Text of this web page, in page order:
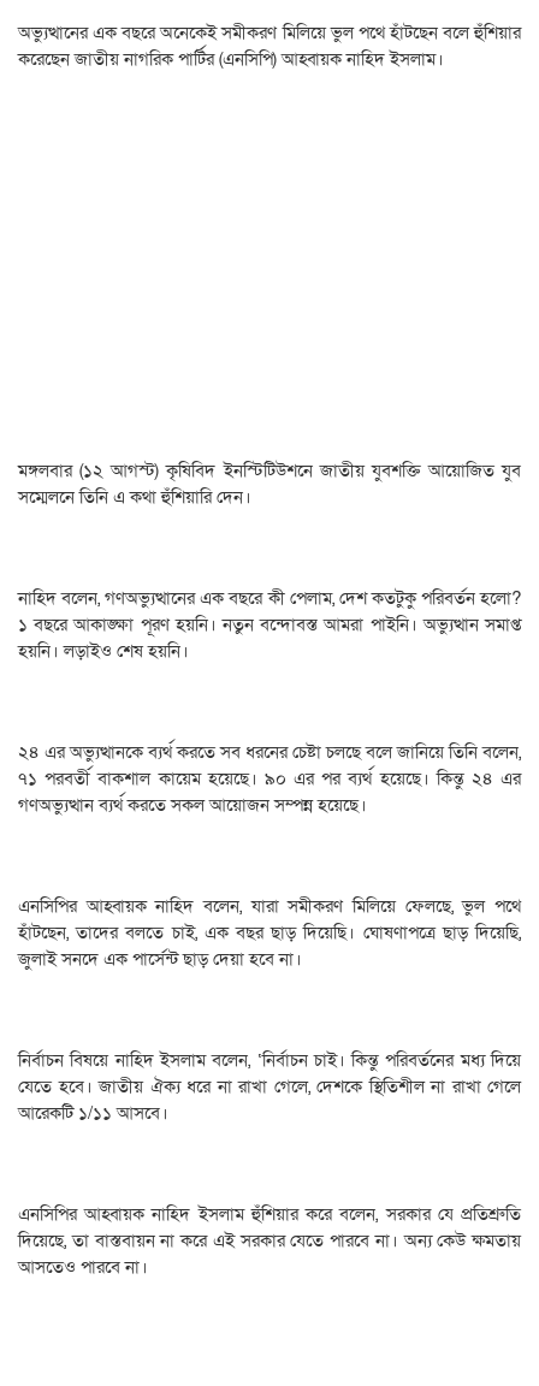
অভ্যুত্থানের এক বছরে অনেকেই সমীকরণ মিলিয়ে ভুল পথে হাঁটছেন বলে হুঁশিয়ার
করেছেন জাতীয় নাগরিক পার্টির (এনসিপি) আহ্বায়ক নাহিদ ইসলাম।
মঙ্গলবার (১২ আগস্ট) কৃষিবিদ ইনস্টিটিউশনে জাতীয় যুবশক্তি আয়োজিত যুব
সম্মেলনে তিনি এ কথা হুঁশিয়ারি দেন।
নাহিদ বলেন, গণঅভ্যুত্থানের এক বছরে কী পেলাম, দেশ কতটুকু পরিবর্তন হলো?
১ বছরে আকাঙ্ক্ষা পূরণ হয়নি। নতুন বন্দোবস্ত আমরা পাইনি। অভ্যুত্থান সমাপ্ত
হয়নি। লড়াইও শেষ হয়নি।
২৪ এর অভ্যুত্থানকে ব্যর্থ করতে সব ধরনের চেষ্টা চলছে বলে জানিয়ে তিনি বলেন,
৭১ পরবর্তী বাকশাল কায়েম হয়েছে। ৯০ এর পর ব্যর্থ হয়েছে। কিন্তু ২৪ এর
গণঅভ্যুত্থান ব্যর্থ করতে সকল আয়োজন সম্পন্ন হয়েছে।
এনসিপির আহ্বায়ক নাহিদ বলেন, যারা সমীকরণ মিলিয়ে ফেলছে, ভুল পথে
হাঁটছেন, তাদের বলতে চাই, এক বছর ছাড় দিয়েছি। ঘোষণাপত্রে ছাড় দিয়েছি,
জুলাই সনদে এক পার্সেন্ট ছাড় দেয়া হবে না।
নির্বাচন বিষয়ে নাহিদ ইসলাম বলেন, ‘নির্বাচন চাই। কিন্তু পরিবর্তনের মধ্য দিয়ে
যেতে হবে। জাতীয় ঐক্য ধরে না রাখা গেলে, দেশকে স্থিতিশীল না রাখা গেলে
আরেকটি ১/১১ আসবে।
এনসিপির আহ্বায়ক নাহিদ ইসলাম হুঁশিয়ার করে বলেন, সরকার যে প্রতিশ্রুতি
দিয়েছে, তা বাস্তবায়ন না করে এই সরকার যেতে পারবে না। অন্য কেউ ক্ষমতায়
আসতেও পারবে না।